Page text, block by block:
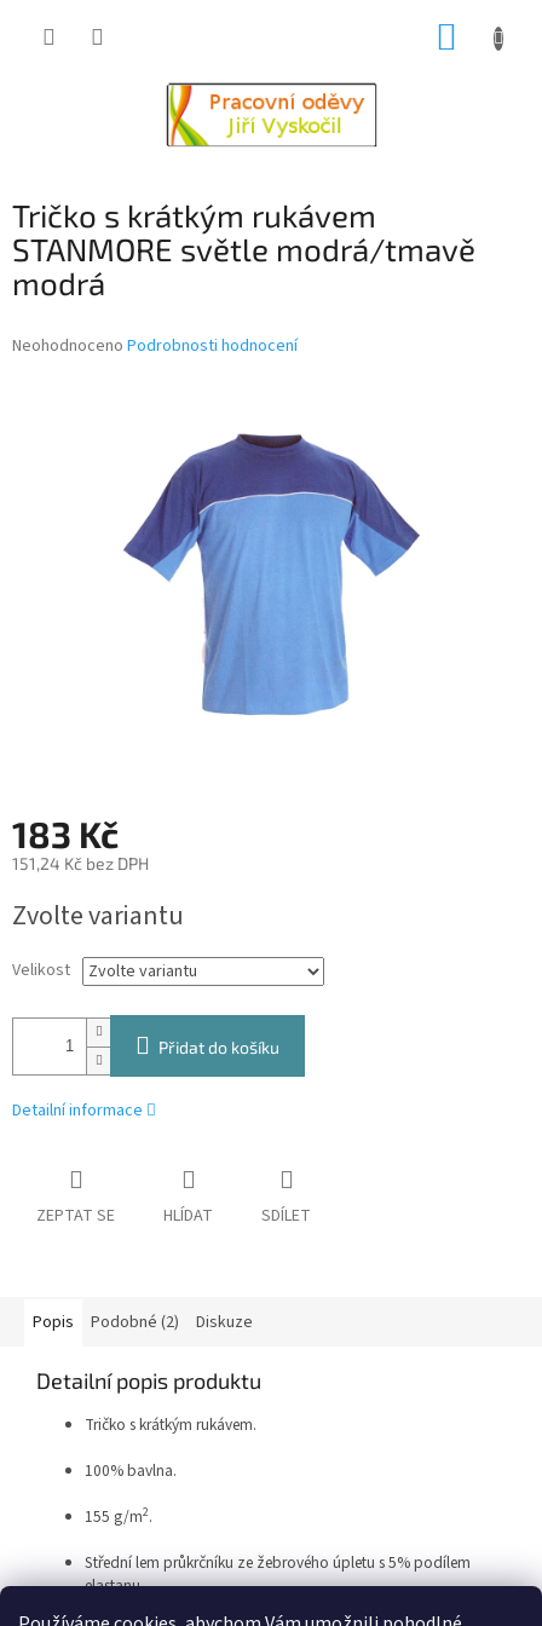
Tričko s krátkým rukávem
STANMORE světle modrá/tmavě
modrá
Průměrné
Neohodnoceno Podrobnosti hodnocení
183 Kč
151,24 Kč bez DPH
cena:
Zvolte variantu
Velikost
Přidat do košíku
Detailní informace
ZEPTAT SE HLÍDAT SDÍLET
Popis Podobné (2) Diskuze
Detailní popis produktu
Tričko s krátkým rukávem.
100% bavlna.
155 g/m2.
Střední lem průkrčníku ze žebrového úpletu s 5% podílem
elastanu.